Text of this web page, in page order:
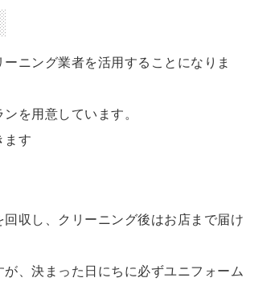
ニング業者を活用することになりま
を用意しています。
ます
収し、クリーニング後はお店まで届け
、決まった日にちに必ずユニフォーム